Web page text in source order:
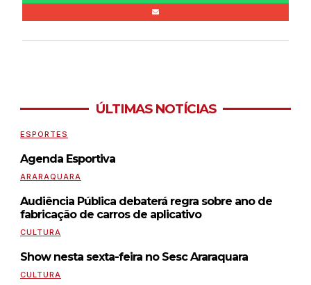
ÚLTIMAS NOTÍCIAS
ESPORTES
Agenda Esportiva
ARARAQUARA
Audiência Pública debaterá regra sobre ano de
fabricação de carros de aplicativo
CULTURA
Show nesta sexta-feira no Sesc Araraquara
CULTURA